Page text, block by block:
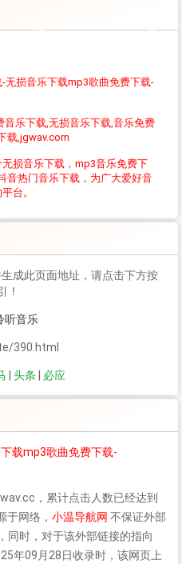
无损音乐下载mp3歌曲免费下载-
音乐下载,无损音乐下载,音乐免费
载,jgwav.com
损音乐下载，mp3音乐免费下
音热门音乐下载，为广大爱好音
台。
成此页面地址，请点击下方按
！
听音乐
390.html
头条 必应
载mp3歌曲免费下载-
，累计点击人数已经达到
于网络， 小温导航网 不保证外部
同时，对于该外部链接的指向
年09月28日收录时，该网页上